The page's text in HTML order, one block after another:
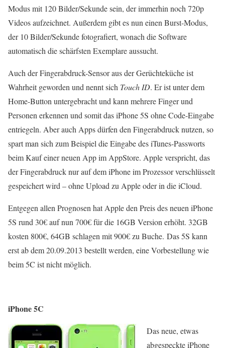
Modus mit 120 Bilder/Sekunde sein, der immerhin noch 720p
Videos aufzeichnet. Außerdem gibt es nun einen Burst-Modus,
der 10 Bilder/Sekunde fotografiert, wonach die Software
automatisch die schärfsten Exemplare aussucht.
Auch der Fingerabdruck-Sensor aus der Gerüchteküche ist
Wahrheit geworden und nennt sich Touch ID. Er ist unter dem
Home-Button untergebracht und kann mehrere Finger und
Personen erkennen und somit das iPhone 5S ohne Code-Eingabe
entriegeln. Aber auch Apps dürfen den Fingerabdruck nutzen, so
spart man sich zum Beispiel die Eingabe des iTunes-Passworts
beim Kauf einer neuen App im AppStore. Apple verspricht, das
der Fingerabdruck nur auf dem iPhone im Prozessor verschlüsselt
gespeichert wird – ohne Upload zu Apple oder in die iCloud.
Entgegen allen Prognosen hat Apple den Preis des neuen iPhone
5S rund 30€ auf nun 700€ für die 16GB Version erhöht. 32GB
kosten 800€, 64GB schlagen mit 900€ zu Buche. Das 5S kann
erst ab dem 20.09.2013 bestellt werden, eine Vorbestellung wie
beim 5C ist nicht möglich.
iPhone 5C
Das neue, etwas
abgespeckte iPhone